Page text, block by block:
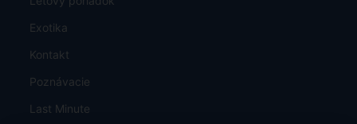
Exotika
Kontakt
Poznávacie
Last Minute